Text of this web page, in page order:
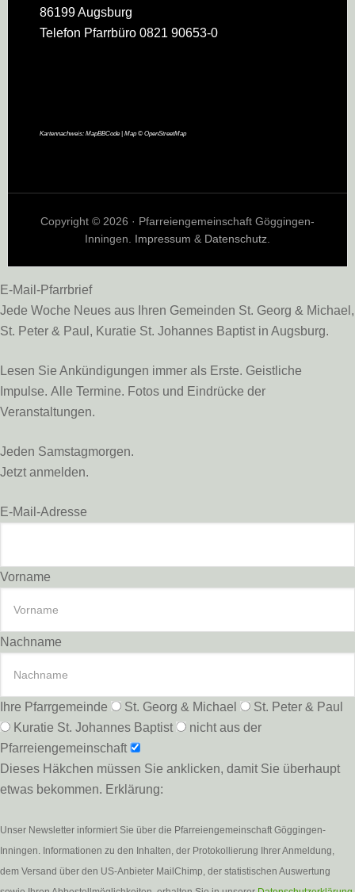
86199 Augsburg
Telefon Pfarrbüro 0821 90653-0
Kartennachweis: MapBBCode| Map © OpenStreetMap
Copyright © 2026 · Pfarreiengemeinschaft Göggingen-
Inningen. Impressum & Datenschutz.
E-Mail-Pfarrbrief
Jede Woche Neues aus Ihren Gemeinden St. Georg & Michael,
St. Peter & Paul, Kuratie St. Johannes Baptist in Augsburg.
Lesen Sie Ankündigungen immer als Erste. Geistliche
Impulse. Alle Termine. Fotos und Eindrücke der
Veranstaltungen.
Jeden Samstagmorgen.
Jetzt anmelden.
E-Mail-Adresse
Vorname
Nachname
Ihre Pfarrgemeinde St. Georg & Michael
St. Peter & Paul
Kuratie St. Johannes Baptist
nicht aus der
Pfarreiengemeinschaft
Dieses Häkchen müssen Sie anklicken, damit Sie überhaupt
etwas bekommen. Erklärung:
Unser Newsletter informiert Sie über die Pfarreiengemeinschaft Göggingen-
Inningen. Informationen zu den Inhalten, der Protokollierung Ihrer Anmeldung,
dem Versand über den US-Anbieter MailChimp, der statistischen Auswertung